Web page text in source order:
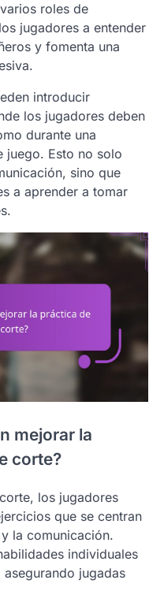
roles de
jugadores a entender
y fomenta una
introducir
los jugadores deben
durante una
juego. Esto no solo
sino que
a aprender a tomar
mejorar la
corte?
corte, los jugadores
que se centran
la comunicación.
individuales
jugadas